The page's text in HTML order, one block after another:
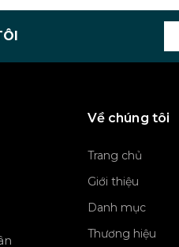
Về chúng tôi
Trang chủ
Giới thiệu
Danh mục
Thương hiệu